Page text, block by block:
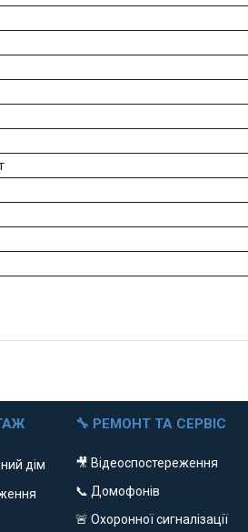
дім
🔧 РЕМОНТ ТА СЕРВІС
🎥 Відеоспостереження
📞 Домофонів
🚨 Охоронної сигналізації